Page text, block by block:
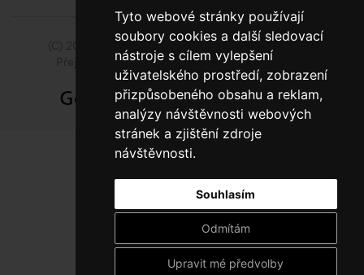
Tyto webové stránky používají
soubory cookies a další sledovací
nástroje s cílem vylepšení
uživatelského prostředí, zobrazení
přizpůsobeného obsahu a reklam,
analýzy návštěvnosti webových
stránek a zjištění zdroje
návštěvnosti.
Souhlasím
Odmítám
Upravit mé předvolby
(C) 2014 - 2026 Model Obaly a.s., ISSA CZECH s.r.o.
Přejít na slovenskou pobočku Model Pack Shop